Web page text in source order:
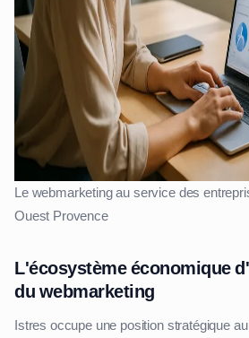
Le webmarketing au service des
Ouest Provence
L'écosystème économique
du webmarketing
Istres occupe une position stratégique